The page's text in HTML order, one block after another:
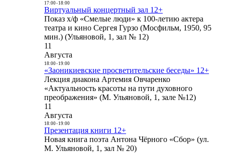
17:00- 18:00
Виртуальный концертный зал 12+
Показ х/ф «Смелые люди» к 100-летию актера
театра и кино Сергея Гурзо (Мосфильм, 1950, 95
мин.) (Ульяновой, 1, зал № 12)
11
Августа
18:00- 19:00
«Заоникиевские просветительские беседы» 12+
Лекция диакона Артемия Овчаренко
«Актуальность красоты на пути духовного
преображения» (М. Ульяновой, 1, зале №12)
11
Августа
18:00- 19:00
Презентация книги 12+
Новая книга поэта Антона Чёрного «Сбор» (ул.
М. Ульяновой, 1, зал № 20)